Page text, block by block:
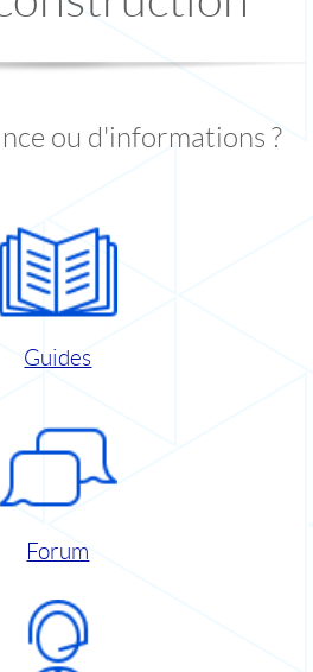
ou d'informations ?
Guides
Forum